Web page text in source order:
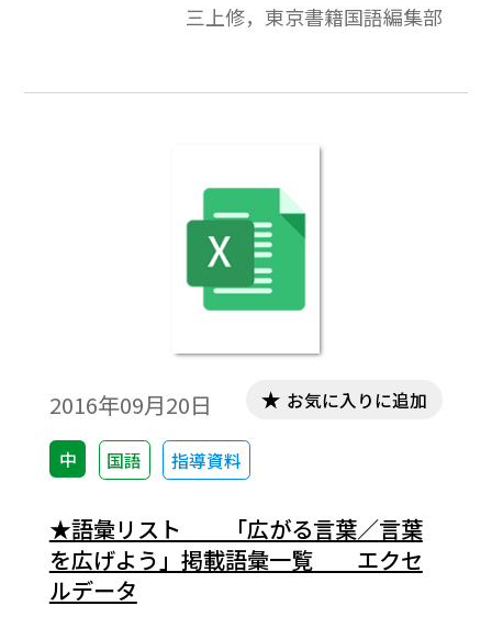
三上修，東京書籍国語編集部
2016年09月20日
中 国語 指導資料
お気に入りに追加
★語彙リスト 「広がる言葉／言葉
を広げよう」掲載語彙一覧 エクセ
ルデータ